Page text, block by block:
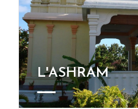
L'ASHRAM